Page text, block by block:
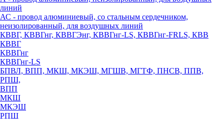
линий
АС - провод алюминиевый, со стальным сердечником,
неизолированный, для воздушных линий
КВВГ, КВВГнг, КВВГЭнг, КВВГнг-LS, КВВГнг-FRLS, КВВ
КВВГ
КВВГнг
КВВГнг-LS
БПВЛ, ВПП, МКШ, МКЭШ, МГШВ, МГТФ, ПНСВ, ППВ,
РПШ,
ВПП
МКШ
МКЭШ
РПШ